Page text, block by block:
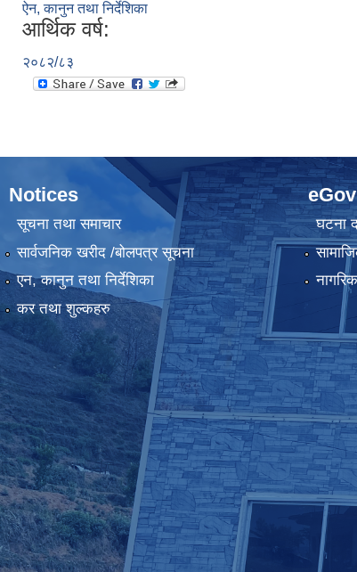
ऐन, कानुन तथा निर्देशिका
आर्थिक वर्ष:
२०८२/८३
Notices
सूचना तथा समाचार
सार्वजनिक खरीद /बोलपत्र सूचना
एन, कानुन तथा निर्देशिका
कर तथा शुल्कहरु
घटना